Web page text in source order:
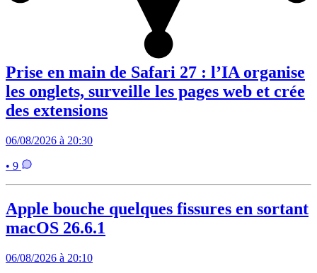
Prise en main de Safari 27 : l’IA organise
les onglets, surveille les pages web et crée
des extensions
06/08/2026 à 20:30
• 9
Apple bouche quelques fissures en sortant
macOS 26.6.1
06/08/2026 à 20:10